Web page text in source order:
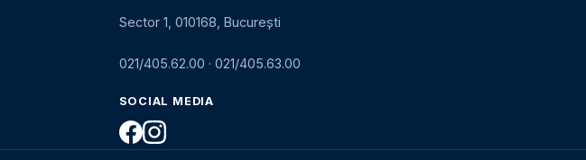
Sector 1, 010168, București
021/405.62.00 · 021/405.63.00
SOCIAL MEDIA